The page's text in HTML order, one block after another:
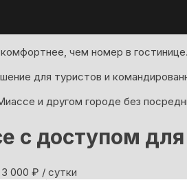
чем номер в гостинице.
для туристов и
и другом городе без
с доступом
000 ₽ / сутки